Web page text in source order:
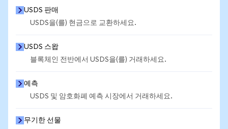
USDS 판매
USDS을(를) 현금으로 교환하세요.
USDS 스왑
블록체인 전반에서 USDS을(를) 거래하세요.
예측
USDS 및 암호화폐 예측 시장에서 거래하세요.
무기한 선물